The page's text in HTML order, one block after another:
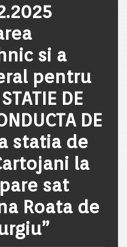
si a
pentru
DE
DE
statia de
la
sat
Roata de